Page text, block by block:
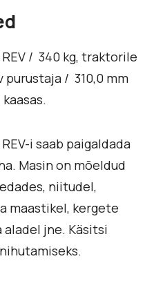
REV / 340 kg, traktorile
/ 310,0 mm
i saab paigaldada
Masin on mõeldud
niitudel,
maastikel, kergete
jne. Käsitsi